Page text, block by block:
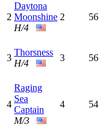
2
Daytona
Moonshine
H/4
2
3
Thorsness
H/4
3
4
Raging
Sea
Captain
M/3
4